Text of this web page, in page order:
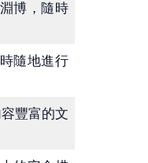
博，隨時
隨地進行
豐富的文